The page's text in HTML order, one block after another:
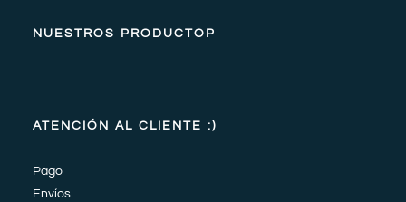
NUESTROS PRODUCTOP
ATENCIÓN AL CLIENTE :)
Pago
Envíos